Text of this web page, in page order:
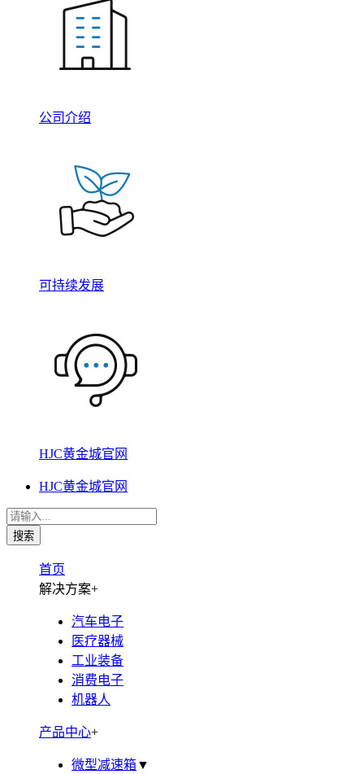
公司介绍
可持续发展
HJC黄金城官网
HJC黄金城官网
首页
解决方案+
汽车电子
医疗器械
工业装备
消费电子
机器人
产品中心+
微型减速箱▼